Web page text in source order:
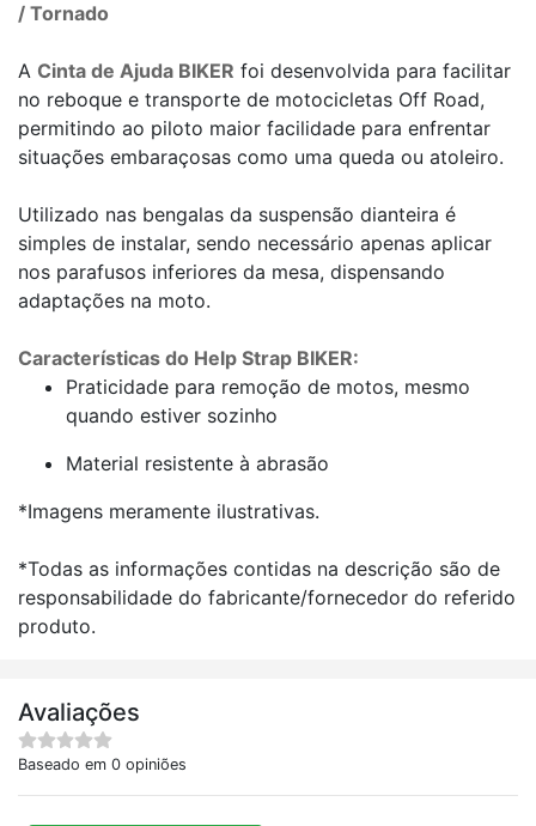
/ Tornado
A Cinta de Ajuda BIKER foi desenvolvida para facilitar
no reboque e transporte de motocicletas Off Road,
permitindo ao piloto maior facilidade para enfrentar
situações embaraçosas como uma queda ou atoleiro.
Utilizado nas bengalas da suspensão dianteira é
simples de instalar, sendo necessário apenas aplicar
nos parafusos inferiores da mesa, dispensando
adaptações na moto.
Características do Help Strap BIKER:
Praticidade para remoção de motos, mesmo
quando estiver sozinho
Material resistente à abrasão
*Imagens meramente ilustrativas.
*Todas as informações contidas na descrição são de
responsabilidade do fabricante/fornecedor do referido
produto.
Avaliações
Baseado em 0 opiniões